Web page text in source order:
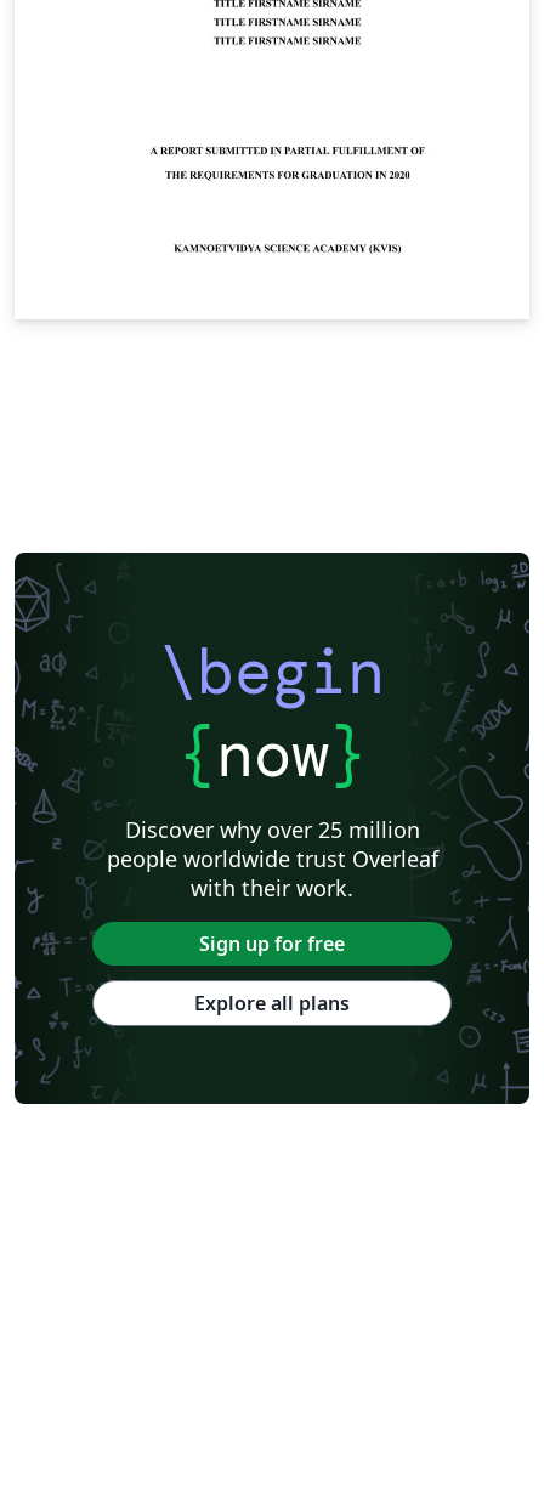
\begin
{now}
Discover why over 25 million
people worldwide trust Overleaf
with their work.
Sign up for free
Explore all plans